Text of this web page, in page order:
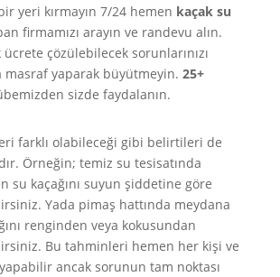
yeri kırmayın 7/24 hemen kaçak su
firmamızı arayın ve randevu alın.
ücrete çözülebilecek sorunlarınızı
masraf yaparak büyütmeyin. 25+
sizde faydalanın.
farklı olabileceği gibi belirtileri de
Örneğin; temiz su tesisatında
su kaçağını suyun şiddetine göre
Yada pimaş hattında meydana
renginden veya kokusundan
Bu tahminleri hemen her kişi ve
ancak sorunun tam noktası